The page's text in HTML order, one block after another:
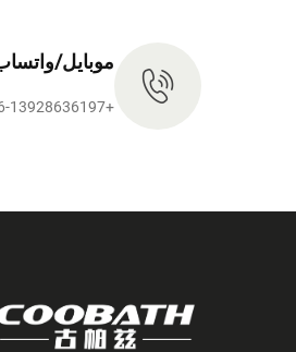
موبايل/
+86-13928636197